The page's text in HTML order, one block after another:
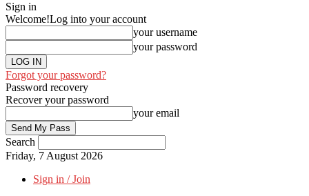
Sign in
Welcome!Log into your account
your username
your password
Forgot your password?
Password recovery
Recover your password
your email
Search
Friday, 7 August 2026
Sign in / Join